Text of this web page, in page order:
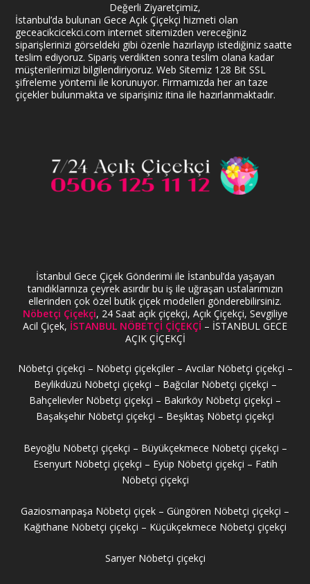
Değerli Ziyaretçimiz,
İstanbul’da bulunan Gece Açık Çiçekçi hizmeti olan
geceacikcicekci.com internet sitemizden vereceğiniz
siparişlerinizi görseldeki gibi özenle hazırlayıp istediğiniz saatte
teslim ediyoruz. Sipariş verdikten sonra teslim olana kadar
müşterilerimizi bilgilendiriyoruz. Web Sitemiz 128 Bit SSL
şifreleme yöntemi ile korunuyor. Firmamızda her an taze
çiçekler bulunmakta ve siparişiniz itina ile hazırlanmaktadır.
İstanbul Gece Çiçek Gönderimi ile İstanbul’da yaşayan
tanıdıklarınıza çeyrek asırdır bu iş ile uğraşan ustalarımızın
ellerinden çok özel butik çiçek modelleri gönderebilirsiniz.
Nöbetçi Çiçekçi, 24 Saat açık çiçekçi, Açık Çiçekçi, Sevgiliye
Acil Çiçek, İSTANBUL NÖBETÇİ ÇİÇEKÇİ – İSTANBUL GECE
AÇIK ÇİÇEKÇİ
Nöbetçi çiçekçi – Nöbetçi çiçekçiler – Avcılar Nöbetçi çiçekçi –
Beylikdüzü Nöbetçi çiçekçi – Bağcılar Nöbetçi çiçekçi –
Bahçelievler Nöbetçi çiçekçi – Bakırköy Nöbetçi çiçekçi –
Başakşehir Nöbetçi çiçekçi – Beşiktaş Nöbetçi çiçekçi
Beyoğlu Nöbetçi çiçekçi – Büyükçekmece Nöbetçi çiçekçi –
Esenyurt Nöbetçi çiçekçi – Eyüp Nöbetçi çiçekçi – Fatih
Nöbetçi çiçekçi
Gaziosmanpaşa Nöbetçi çiçek – Güngören Nöbetçi çiçekçi –
Kağıthane Nöbetçi çiçekçi – Küçükçekmece Nöbetçi çiçekçi
Sarıyer Nöbetçi çiçekçi